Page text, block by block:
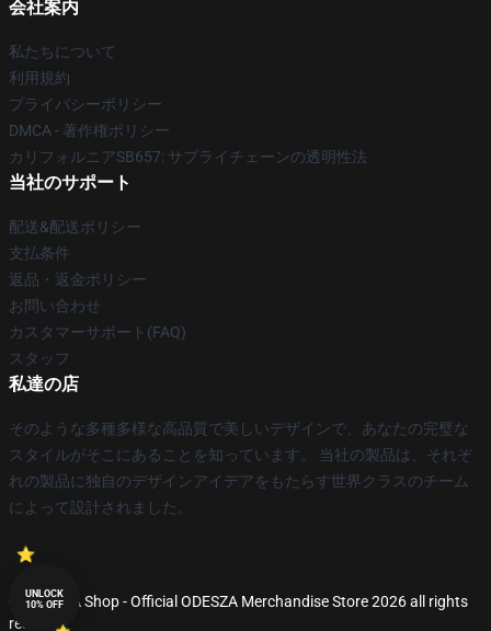
会社案内
私たちについて
利用規約
プライバシーポリシー
DMCA - 著作権ポリシー
カリフォルニアSB657: サプライチェーンの透明性法
当社のサポート
配送&配送ポリシー
支払条件
返品・返金ポリシー
お問い合わせ
カスタマーサポート(FAQ)
スタッフ
私達の店
そのような多種多様な高品質で美しいデザインで、あなたの完璧な
スタイルがそこにあることを知っています。 当社の製品は、それぞ
れの製品に独自のデザインアイデアをもたらす世界クラスのチーム
によって設計されました。
© ODESZA Shop - Official ODESZA Merchandise Store 2026 all rights
reserved
UNLOCK
10% OFF